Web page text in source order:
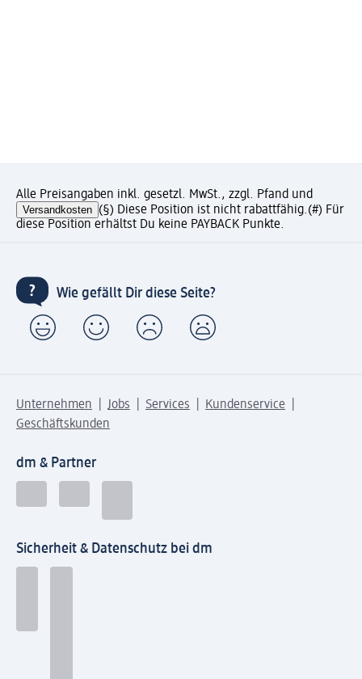
Alle Preisangaben inkl. gesetzl. MwSt., zzgl. Pfand und
Versandkosten (§) Diese Position ist nicht rabattfähig.(#) Für
diese Position erhältst Du keine PAYBACK Punkte.
Wie gefällt Dir diese Seite?
Unternehmen Jobs Services
Kundenservice
Geschäftskunden
dm & Partner
Sicherheit & Datenschutz bei dm